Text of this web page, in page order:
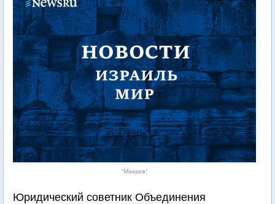
"Маарив"
Юридический советник Объединения